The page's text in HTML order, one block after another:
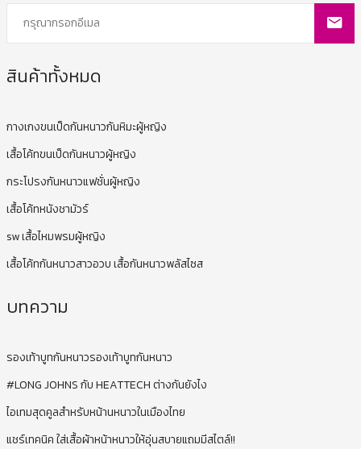
สินค้าทั้งหมด
กางเกงขนเป็ดกันหนาวกันหิมะผู้หญิง
เสื้อโค้ทขนเป็ดกันหนาวผู้หญิง
กระโปรงกันหนาวแฟชั่นผู้หญิง
เสื้อโค้ทหนังชามัวร์
sw เสื้อไหมพรมผู้หญิง
เสื้อโค้ทกันหนาวสาวอวบ เสื้อกันหนาวพลัสไซส
บทความ
รองเท้าบูทกันหนาวรองเท้าบูทกันหนาว
#LONG JOHNS กับ HEATTECH ต่างกันยังไง
ไอเทมสุดคูลสำหรับหน้านหนาวในเมืองไทย
แชร์เทคนิค ใส่เสื้อผ้าหน้าหนาวให้อุ่นสบายแถมมีสไตล์!!